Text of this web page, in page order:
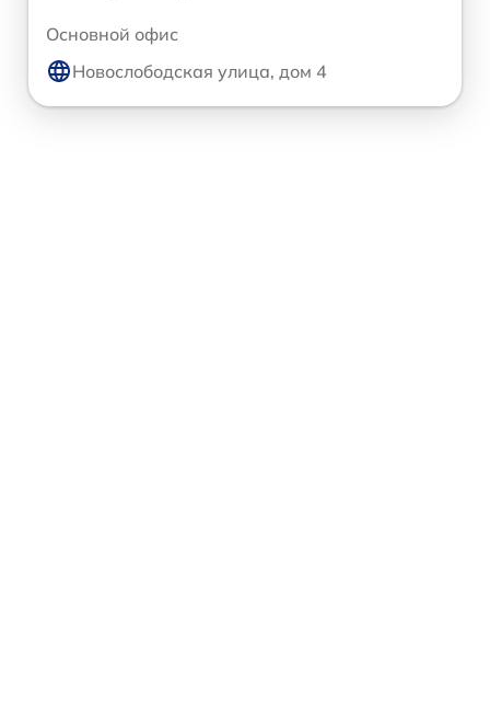
Основной офис
Новослободская улица, дом 4